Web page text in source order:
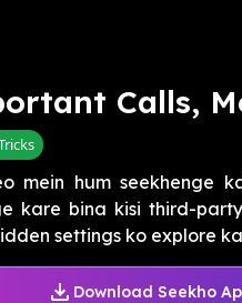
Calls,
mein hum seekhenge
kare bina kisi third-
settings ko explore
Download Seekho